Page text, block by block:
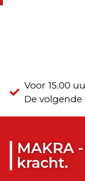
Voor 15.00
De
MAKRA
kracht.